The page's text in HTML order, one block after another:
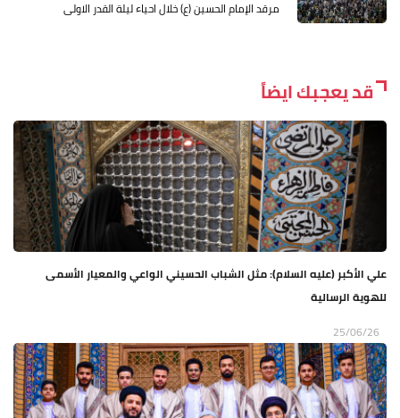
مرقد الإمام الحسين (ع) خلال احياء ليلة القدر الاولى
قد يعجبك ايضاً
علي الأكبر (عليه السلام): مثل الشباب الحسيني الواعي والمعيار الأسمى
للهوية الرسالية
25/06/26